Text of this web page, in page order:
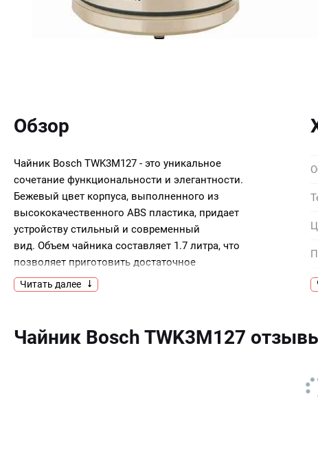
Обзор
Чайник Bosch TWK3M127 - это уникальное
сочетание функциональности и элегантности.
Бежевый цвет корпуса, выполненного из
высококачественного ABS пластика, придает
устройству стильный и современный
вид. Объем чайника составляет 1.7 литра, что
позволяет приготовить достаточное
количество напитка для большой компании. В
устройстве используется тип нагревательного
быстрый и эффективный нагрев воды.
Мощность устройства составляет 2400 Вт, что
Читать далее
Чайник Bosch TWK3M127